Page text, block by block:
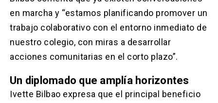
en marcha y “estamos planificando promover un
trabajo colaborativo con el entorno inmediato de
nuestro colegio, con miras a desarrollar
acciones comunitarias en el corto plazo”.
Un diplomado que amplía horizontes
Ivette Bilbao expresa que el principal beneficio